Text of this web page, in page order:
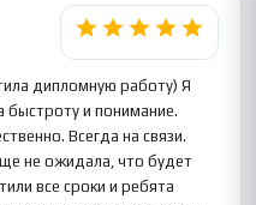
дипломную работу) Я
быстроту и понимание.
Всегда на связи.
не ожидала, что будет
все сроки и ребята